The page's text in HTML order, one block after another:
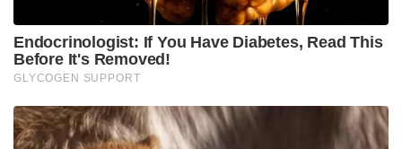
യുഎസ് അറിയിച്ചു. അതേസമയം, ഹോർമുസ്
കടലിടുക്കിന്റെ നിയന്ത്രണം ഒരു രാജ്യത്തിനും
വിട്ടുകൊടുക്കില്ലെന്നും, ഒത്തുതീർപ്പിന് ഇറാൻ
തയ്യാറായില്ലെങ്കിൽ സൈനിക നടപടികളിലൂടെ
‘ബാക്കി ജോലി കൂടി പൂർത്തിയാക്കുമെന്നും’ ട്രംപ്
മുന്നറിയിപ്പ് നൽകി.